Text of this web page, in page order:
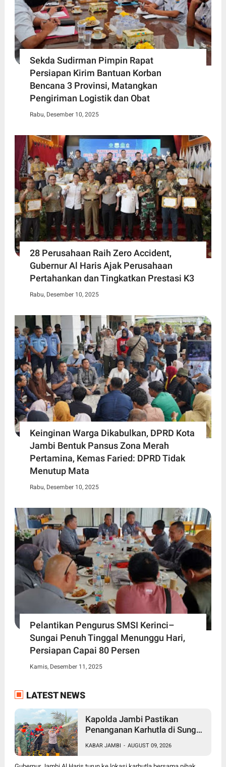
Sekda Sudirman Pimpin Rapat
Persiapan Kirim Bantuan Korban
Bencana 3 Provinsi, Matangkan
Pengiriman Logistik dan Obat
Rabu, Desember 10, 2025
28 Perusahaan Raih Zero Accident,
Gubernur Al Haris Ajak Perusahaan
Pertahankan dan Tingkatkan Prestasi K3
Rabu, Desember 10, 2025
Keinginan Warga Dikabulkan, DPRD Kota
Jambi Bentuk Pansus Zona Merah
Pertamina, Kemas Faried: DPRD Tidak
Menutup Mata
Rabu, Desember 10, 2025
Pelantikan Pengurus SMSI Kerinci–
Sungai Penuh Tinggal Menunggu Hari,
Persiapan Capai 80 Persen
Kamis, Desember 11, 2025
LATEST NEWS
Kapolda Jambi Pastikan
Penanganan Karhutla di Sungai
TNI-Polri dan BPBD Diperkuat
KABAR JAMBI - AUGUST 09, 2026